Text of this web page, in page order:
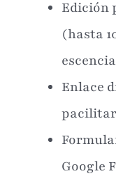
Edición
(hasta
escencia
Enlace
pacilitar
Google